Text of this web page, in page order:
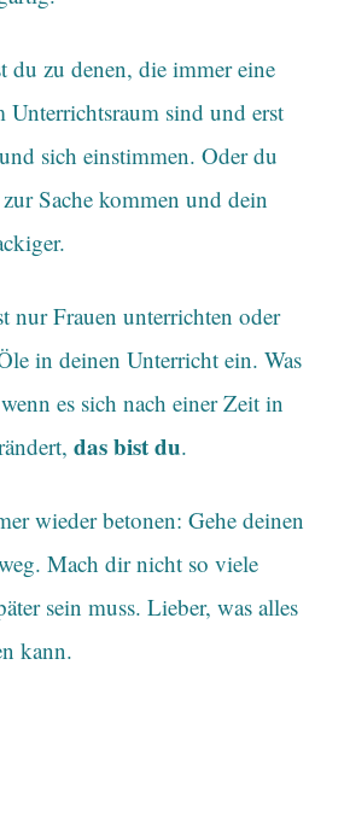
du zu denen, die immer eine
Unterrichtsraum sind und erst
sich einstimmen. Oder du
Sache kommen und dein
nur Frauen unterrichten oder
in deinen Unterricht ein. Was
es sich nach einer Zeit in
das bist du.
wieder betonen: Gehe deinen
Mach dir nicht so viele
sein muss. Lieber, was alles
kann.